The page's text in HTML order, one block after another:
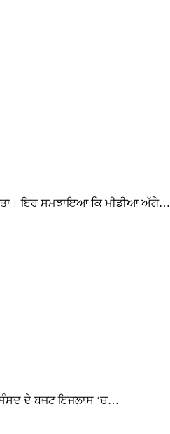
ਇਹ ਸਮਝਾਇਆ ਕਿ ਮੀਡੀਆ ਅੱਗੇ…
ਸੰਸਦ ਦੇ ਬਜਟ ਇਜਲਾਸ ‘ਚ…